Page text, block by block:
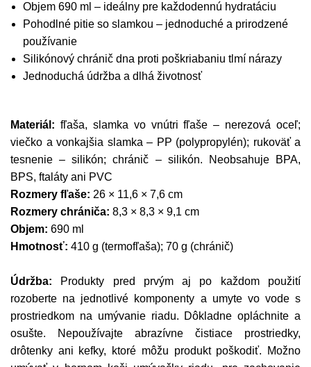
Objem 690 ml – ideálny pre každodennú hydratáciu
Pohodlné pitie so slamkou – jednoduché a prirodzené
používanie
Silikónový chránič dna proti poškriabaniu tlmí nárazy
Jednoduchá údržba a dlhá životnosť
Materiál: fľaša, slamka vo vnútri fľaše – nerezová oceľ;
viečko a vonkajšia slamka – PP (polypropylén); rukoväť a
tesnenie – silikón; chránič – silikón. Neobsahuje BPA,
BPS, ftaláty ani PVC
Rozmery fľaše: 26 × 11,6 × 7,6 cm
Rozmery chrániča: 8,3 × 8,3 × 9,1 cm
Objem: 690 ml
Hmotnosť: 410 g (termofľaša); 70 g (chránič)
Údržba: Produkty pred prvým aj po každom použití
rozoberte na jednotlivé komponenty a umyte vo vode s
prostriedkom na umývanie riadu. Dôkladne opláchnite a
osušte. Nepoužívajte abrazívne čistiace prostriedky,
drôtenky ani kefky, ktoré môžu produkt poškodiť. Možno